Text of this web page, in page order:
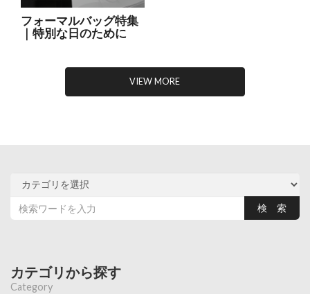
フォーマルバッグ特集
｜特別な日のために
VIEW MORE
カテゴリから探す
Category